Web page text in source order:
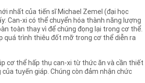
nhất của tiến sĩ Michael Zemel (đại học
Can-xi có thể chuyển hóa thành năng lượng
toàn thay vì để chúng đọng lại trong cơ thể.
quá trình thiêu đốt mỡ trong cơ thể diễn ra
cơ thể hấp thụ can-xi từ thức ăn và cần thiết
tuyến giáp. Chúng còn đảm nhận chức